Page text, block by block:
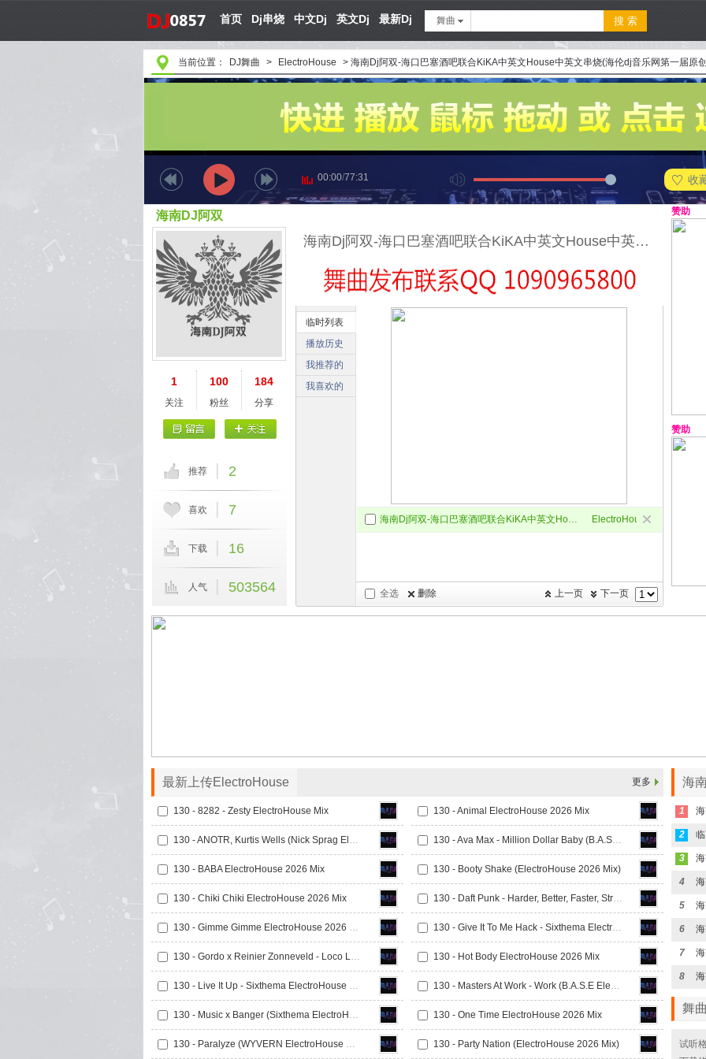
首页 Dj串烧 中文Dj 英文Dj 最新Dj 舞曲
当前位置： DJ舞曲 > ElectroHouse > 海南Dj阿双-海口巴塞酒吧联合KiKA中英文House中英文串烧(海伦dj音乐网第一届原
收
00:00/77:31
海南Dj阿双-海口巴塞酒吧联合KiKA中英文House中英文串烧(海伦dj音乐网第一届原创串烧大赛作品)
临时列表
播放历史
我推荐的
我喜欢的
海南Dj阿双-海口巴塞酒吧联合KiKA中英文House中英文串烧(海伦dj音乐网第一届原创串烧大赛作品) ElectroHouse
全选 删除 下一页
上一页
海南DJ阿双
1
关注
100
粉丝
184
分享
推荐 2
喜欢 7
下载 16
人气 503564
赞助
赞助
最新上传ElectroHouse 更多
130 - 8282 - Zesty ElectroHouse Mix 130 - Animal ElectroHouse 2026 Mix
130 - ANOTR, Kurtis Wells (Nick Sprag ElectroHouse Mix) 130 - Ava Max - Million Dollar Baby (B.A.S.E 90 s ElectroHouse Mix)
130 - BABA ElectroHouse 2026 Mix 130 - Booty Shake (ElectroHouse 2026 Mix)
130 - Chiki Chiki ElectroHouse 2026 Mix 130 - Daft Punk - Harder, Better, Faster, Stronger (B.A.S.E , KANES ElectroHouse Mix)
130 - Gimme Gimme ElectroHouse 2026 Mix 130 - Give It To Me Hack - Sixthema ElectroHouse Mix
130 - Gordo x Reinier Zonneveld - Loco Loco (Sixthema & Arkins ElectroHouse Mix) 130 - Hot Body ElectroHouse 2026 Mix
130 - Live It Up - Sixthema ElectroHouse Mix 130 - Masters At Work - Work (B.A.S.E ElectroHouse Mix )
130 - Music x Banger (Sixthema ElectroHouse Mix) 130 - One Time ElectroHouse 2026 Mix
130 - Paralyze (WYVERN ElectroHouse Mix) 130 - Party Nation (ElectroHouse 2026 Mix)
海
1
2
3
4
5
6
7
8
舞
试听